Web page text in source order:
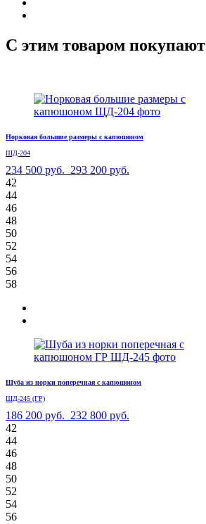
С этим товаром покупают
Норковая большие размеры с капюшоном
ШД-204
234 500 руб. 293 200 руб.
42
44
46
48
50
52
54
56
58
Шуба из норки поперечная с капюшоном
ШД-245 (ГР)
186 200 руб. 232 800 руб.
42
44
46
48
50
52
54
56